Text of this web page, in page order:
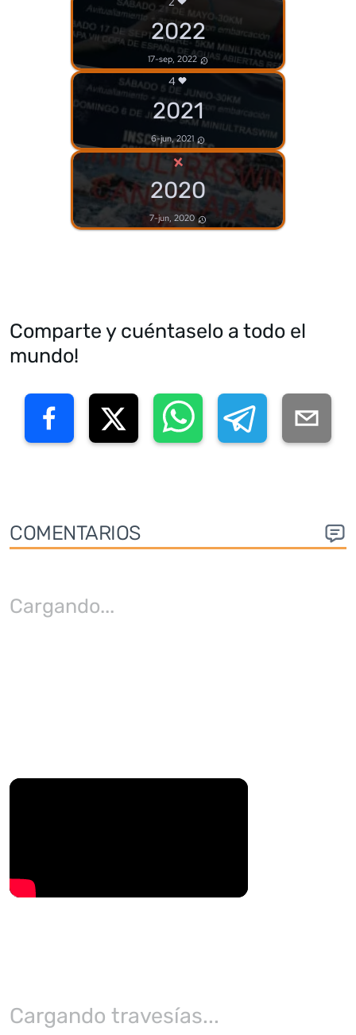
2022
17-sep, 2022
4
2021
6-jun, 2021
×
2020
7-jun, 2020
Comparte y cuéntaselo a todo el
mundo!
COMENTARIOS
Cargando...
Cargando travesías...